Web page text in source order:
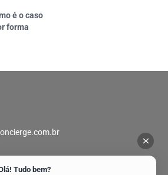
é o caso
forma
Tudo bem?